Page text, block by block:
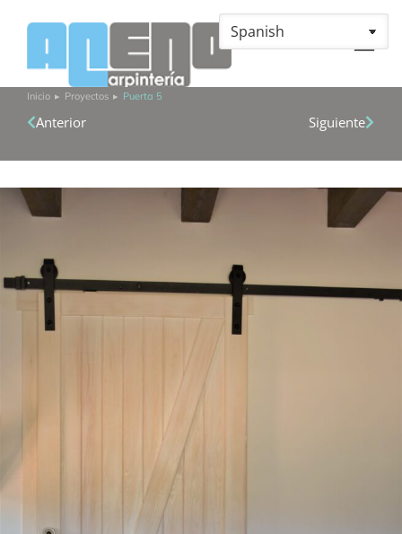
Estás aquí:
Inicio Proyectos Puerta 5
Anterior Siguiente